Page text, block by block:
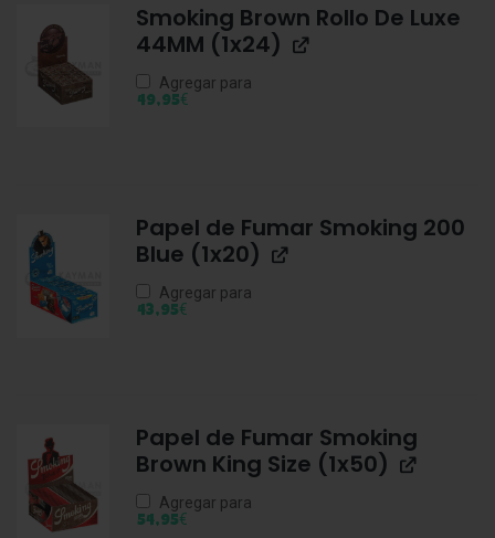
Smoking Brown Rollo De Luxe
44MM (1x24)
Agregar para
49,95€
Papel de Fumar Smoking 200
Blue (1x20)
Agregar para
43,95€
Papel de Fumar Smoking
Brown King Size (1x50)
Agregar para
54,95€